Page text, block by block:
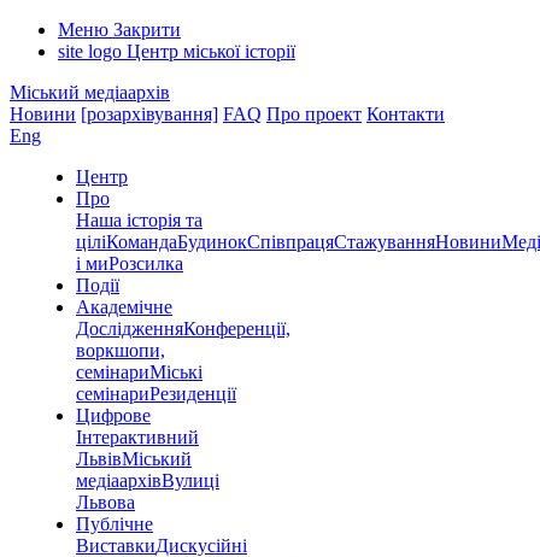
Меню Закрити
site logo Центр міської історії
Міський медіаархів
Новини [розархівування] FAQ Про проект Контакти
Eng
Центр
Про
Наша історія та
ціліКомандаБудинокСпівпрацяСтажуванняНовини
і миРозсилка
Події
Академічне
ДослідженняКонференції,
воркшопи,
семінариМіські
семінариРезиденції
Цифрове
Інтерактивний
ЛьвівМіський
медіаархівВулиці
Львова
Публічне
ВиставкиДискусійні